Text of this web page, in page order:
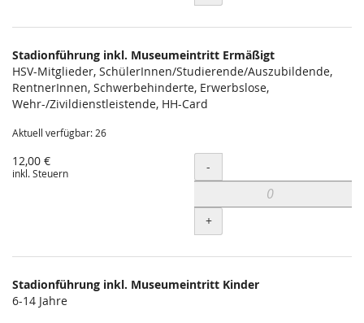
Stadionführung inkl. Museumeintritt Ermäßigt
HSV-Mitglieder, SchülerInnen/Studierende/Auszubildende,
RentnerInnen, Schwerbehinderte, Erwerbslose,
Wehr-/Zivildienstleistende, HH-Card
Aktuell verfügbar: 26
12,00 €
inkl. Steuern Menge
-
+
Stadionführung inkl. Museumeintritt Kinder
6-14 Jahre